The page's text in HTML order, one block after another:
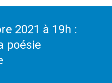
2021 à 19h :
poésie